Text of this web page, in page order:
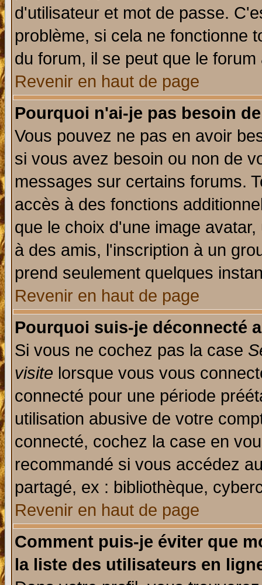
d'utilisateur et mot de passe.
problème, si cela ne fonctionne
du forum, il se peut que le
Revenir en haut de page
Pourquoi n'ai-je pas besoin
Vous pouvez ne pas en avoir
si vous avez besoin ou non de
messages sur certains forums.
accès à des fonctions
que le choix d'une image
à des amis, l'inscription à un
prend seulement quelques
Revenir en haut de page
Pourquoi suis-je déconnecté
Si vous ne cochez pas la case
visite lorsque vous vous
connecté pour une période
utilisation abusive de votre
connecté, cochez la case en
recommandé si vous accédez
partagé, ex : bibliothèque,
Revenir en haut de page
Comment puis-je éviter que
la liste des utilisateurs en